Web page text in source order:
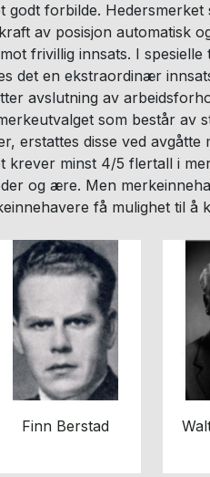
godt forbilde.
av posisjon automatisk
frivillig innsats. I
det en ekstraordinær
avslutning av
som består av
erstattes disse ved
krever minst 4/5 flertall i
og ære. Men
få mulighet til
Finn Berstad